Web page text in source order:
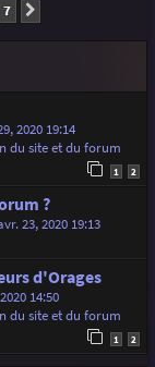
r
7
2020 19:14
du site et du forum
1 2
?
23, 2020 19:13
d'Orages
14:50
du site et du forum
1 2